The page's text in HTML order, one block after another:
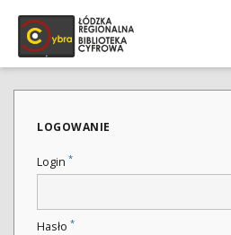
LOGOWANIE
Login *
Hasło *